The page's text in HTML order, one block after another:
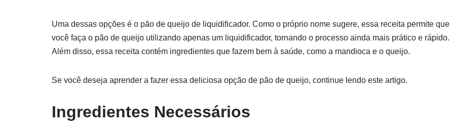
Uma dessas opções é o pão de queijo de liquidificador. Como o próprio nome sugere, essa receita permite que
você faça o pão de queijo utilizando apenas um liquidificador, tornando o processo ainda mais prático e rápido.
Além disso, essa receita contém ingredientes que fazem bem à saúde, como a mandioca e o queijo.
Se você deseja aprender a fazer essa deliciosa opção de pão de queijo, continue lendo este artigo.
Ingredientes Necessários